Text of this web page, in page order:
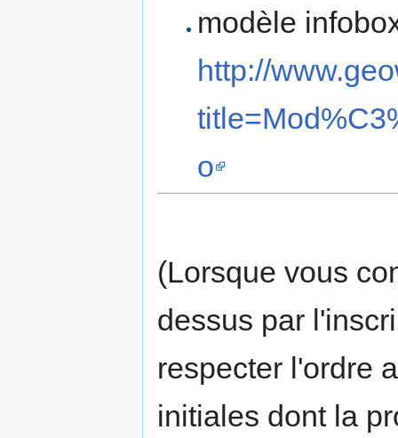
modèle
http://
o
(Lorsque vous
dessus par
respecter l'ordre
initiales dont la